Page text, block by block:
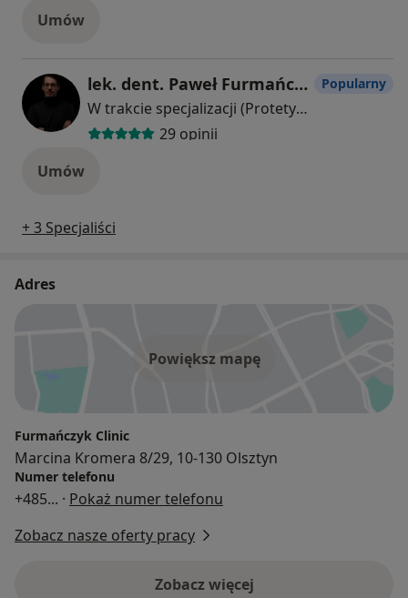
Umów
lek. dent. Paweł Furmańczyk
W trakcie specjalizacji (Protetyk stomatologiczny), Stomatolog
29 opinii
Popularny
Umów
+ 3 Specjaliści
Adres
Powiększ mapę
Furmańczyk Clinic
Marcina Kromera 8/29, 10-130 Olsztyn
Numer telefonu
+485... · Pokaż numer telefonu
Zobacz nasze oferty pracy
Zobacz więcej